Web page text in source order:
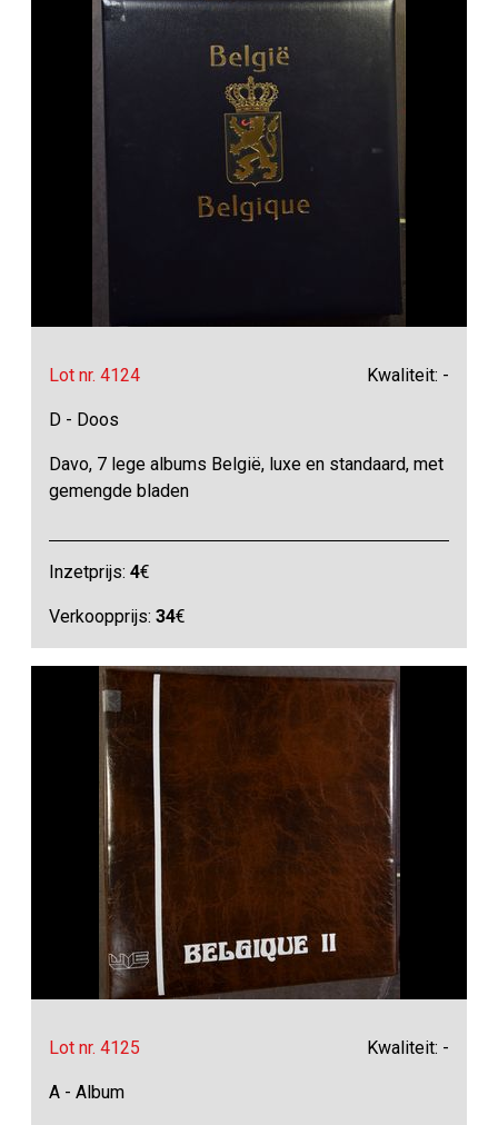
Lot nr. 4124 Kwaliteit: -
D - Doos
Davo, 7 lege albums België, luxe en standaard, met
gemengde bladen
Inzetprijs:4€
Verkoopprijs:34€
Lot nr. 4125 Kwaliteit: -
A - Album